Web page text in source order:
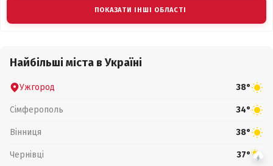
ПОКАЗАТИ ІНШІ ОБЛАСТІ
Найбільші міста в Україні
Ужгород 38°
Сімферополь 34°
Вінниця 38°
Чернівці 37°